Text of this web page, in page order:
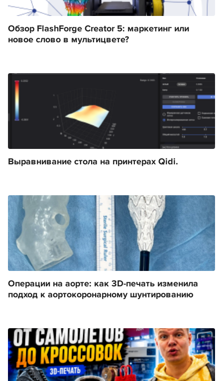
Обзор FlashForge Creator 5: маркетинг или
новое слово в мультицвете?
Выравнивание стола на принтерах Qidi.
Операции на аорте: как 3D-печать изменила
подход к аортокоронарному шунтированию